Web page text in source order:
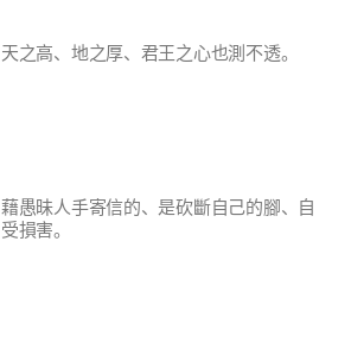
天之高、地之厚、君王之心也測不透。
藉愚昧人手寄信的、是砍斷自己的腳、自
受損害。